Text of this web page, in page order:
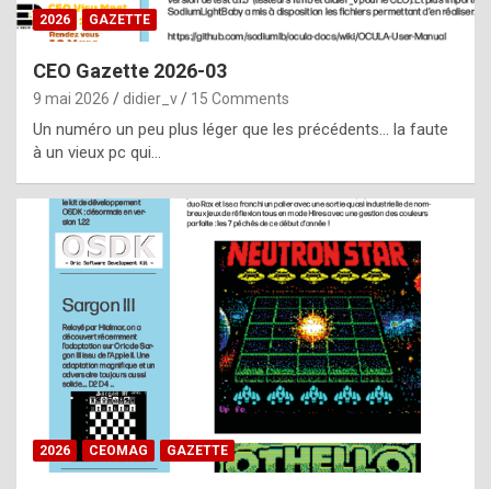
s
i
e
f
o
m
m
a
y
b
e
b
y
2026 GAZETTE
CEO Gazette 2026-03
9 mai 2026 didier_v 15 Comments
Un numéro un peu plus léger que les précédents… la faute
à un vieux pc qui…
2026 CEOMAG GAZETTE